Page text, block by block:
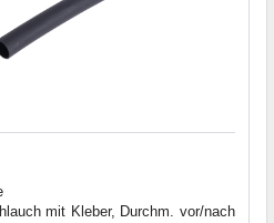
mit Kleber, Durchm. vor/nach